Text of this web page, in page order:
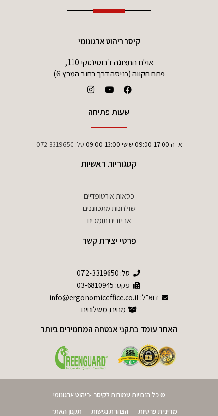
קיסר ריהוט ארגונומי
אולם התצוגה ז'בוטינסקי 110,
פתח תקווה (כניסה דרך רחוב המרץ 6)
שעות פתיחה
א -ה 09:00-17:00 שישי 09:00-13:00 טל: 072-3319650
קטגוריות ראשיות
כסאות אורטופדיים
שולחנות מתכווננים
אביזרים תומכים
פרטי יצירת קשר
טל: 072-3319650
פקס: 03-6810945
דוא”ל: info@ergonomicoffice.co.il
מחירון משלוחים
האתר עומד בתקני אבטחה המחמירים ביותר
© כל הזכויות שמורות לקיסר -ריהוט ארגונומי
מדיניות פרטיות
הצהרת נגישות תקנון האתר